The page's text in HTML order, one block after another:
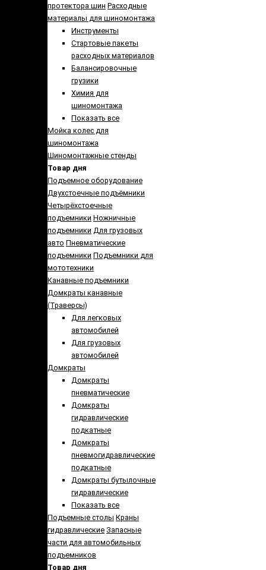
протектора шин Расходные
материалы для шиномонтажа
Инструменты
Стартовые пакеты
расходных материалов
Балансировочные
грузики
Химия для
шиномонтажа
Показать все
Мойка колес для
шиномонтажа
Шиномонтажные стенды
Товар дня
Подъемное оборудование
Двухстоечные подъёмники
Четырёхстоечные
подъемники Ножничные
подъемники Для грузовых
авто Пневматические
подъемники Подъемники для
мототехники
Канавные подъемники
Домкраты канавные
(Траверсы)
Для легковых
автомобилей
Для грузовых
автомобилей
Домкраты
Домкраты
пневматические
Домкраты
гидравлические
подкатные
Домкраты
пневмогидравлические
подкатные
Домкраты бутылочные
гидравлические
Показать все
Подъемные столы Краны
гидравлические Запасные
части для автомобильных
подъемников
Товар дня